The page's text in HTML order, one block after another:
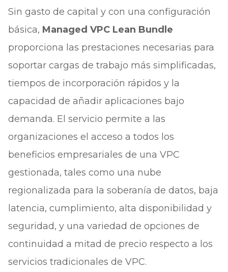
Sin gasto de capital y con una configuración
básica, Managed VPC Lean Bundle
proporciona las prestaciones necesarias para
soportar cargas de trabajo más simplificadas,
tiempos de incorporación rápidos y la
capacidad de añadir aplicaciones bajo
demanda. El servicio permite a las
organizaciones el acceso a todos los
beneficios empresariales de una VPC
gestionada, tales como una nube
regionalizada para la soberanía de datos, baja
latencia, cumplimiento, alta disponibilidad y
seguridad, y una variedad de opciones de
continuidad a mitad de precio respecto a los
servicios tradicionales de VPC.